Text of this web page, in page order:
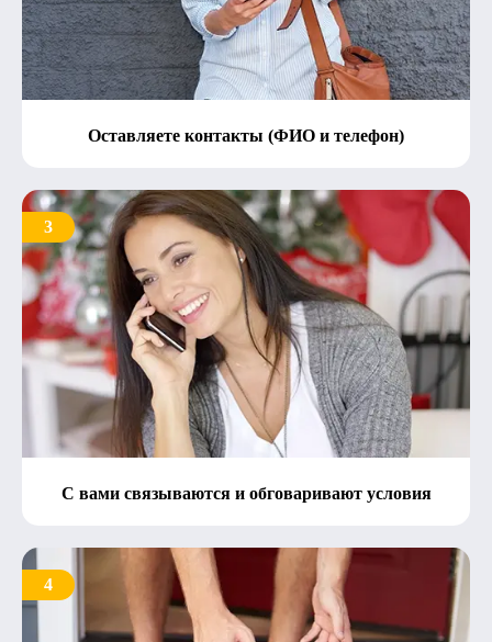
Оставляете контакты (ФИО и телефон)
3
С вами связываются и обговаривают условия
4